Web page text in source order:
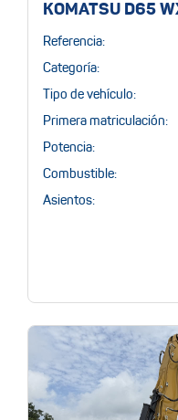
KOMATSU D65
Referencia:
Categoría:
Tipo de vehículo:
Primera matriculación:
Potencia:
Combustible:
Asientos: